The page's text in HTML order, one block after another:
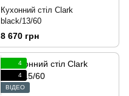
Кухонний стіл Clark
black/13/60
8 670 грн
4
4
ВІДЕО